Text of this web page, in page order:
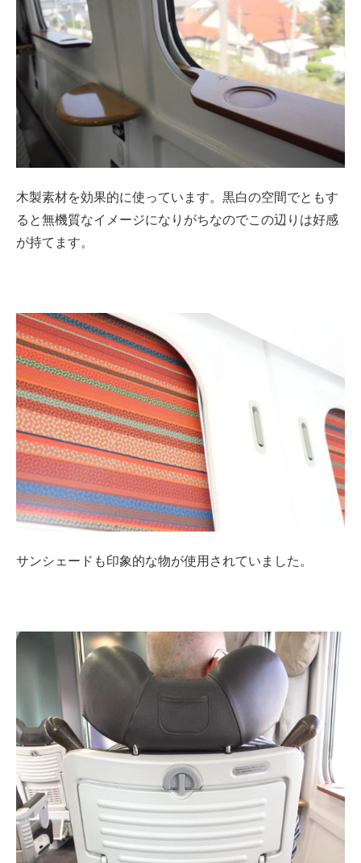
木製素材を効果的に使っています。黒白の空間でともす
ると無機質なイメージになりがちなのでこの辺りは好感
が持てます。
サンシェードも印象的な物が使用されていました。